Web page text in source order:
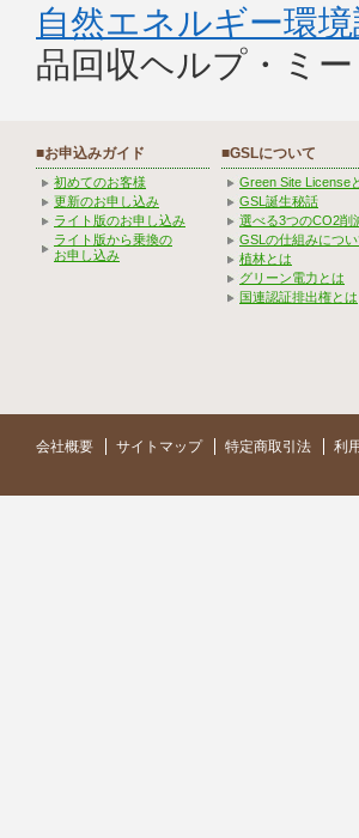
自然エネルギー環
品回収ヘルプ・ミ
■お申込みガイド
初めてのお客様
更新のお申し込み
ライト版のお申し込み
ライト版から乗換の
お申し込み
■GSLについて
Green Site License
GSL誕生秘話
選べる3つのCO2削
GSLの仕組みについ
植林とは
グリーン電力とは
国連認証排出権とは
会社概要 サイトマップ 特定商取引法 利